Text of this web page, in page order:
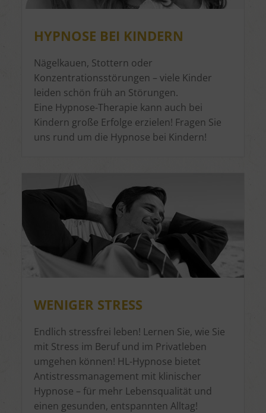
HYPNOSE BEI KINDERN
Nägelkauen, Stottern oder
Konzentrationsstörungen – viele Kinder
leiden schön früh an Störungen.
Eine Hypnose-Therapie kann auch bei
Kindern große Erfolge erzielen! Fragen Sie
uns rund um die Hypnose bei Kindern!
WENIGER STRESS
Endlich stressfrei leben! Lernen Sie, wie Sie
mit Stress im Beruf und im Privatleben
umgehen können! HL-Hypnose bietet
Antistressmanagement mit klinischer
Hypnose – für mehr Lebensqualität und
einen gesunden, entspannten Alltag!